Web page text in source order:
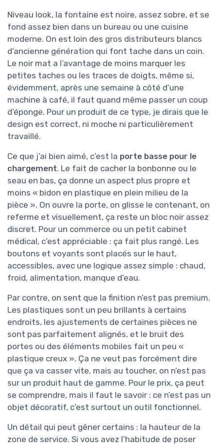
Niveau look, la fontaine est noire, assez sobre, et se
fond assez bien dans un bureau ou une cuisine
moderne. On est loin des gros distributeurs blancs
d’ancienne génération qui font tache dans un coin.
Le noir mat a l’avantage de moins marquer les
petites taches ou les traces de doigts, même si,
évidemment, après une semaine à côté d’une
machine à café, il faut quand même passer un coup
d’éponge. Pour un produit de ce type, je dirais que le
design est correct, ni moche ni particulièrement
travaillé.
Ce que j’ai bien aimé, c’est la porte basse pour le
chargement. Le fait de cacher la bonbonne ou le
seau en bas, ça donne un aspect plus propre et
moins « bidon en plastique en plein milieu de la
pièce ». On ouvre la porte, on glisse le contenant, on
referme et visuellement, ça reste un bloc noir assez
discret. Pour un commerce ou un petit cabinet
médical, c’est appréciable : ça fait plus rangé. Les
boutons et voyants sont placés sur le haut,
accessibles, avec une logique assez simple : chaud,
froid, alimentation, manque d’eau.
Par contre, on sent que la finition n’est pas premium.
Les plastiques sont un peu brillants à certains
endroits, les ajustements de certaines pièces ne
sont pas parfaitement alignés, et le bruit des
portes ou des éléments mobiles fait un peu «
plastique creux ». Ça ne veut pas forcément dire
que ça va casser vite, mais au toucher, on n’est pas
sur un produit haut de gamme. Pour le prix, ça peut
se comprendre, mais il faut le savoir : ce n’est pas un
objet décoratif, c’est surtout un outil fonctionnel.
Un détail qui peut gêner certains : la hauteur de la
zone de service. Si vous avez l’habitude de poser